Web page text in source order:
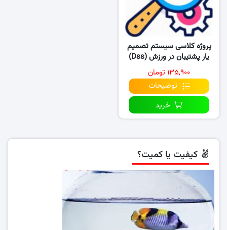
پروژه کلاسی سیستم تصمیم
یار پشتیبان در ورزش (Dss)
۱۳۵,۹۰۰ تومان
توضیحات
خرید
کیفیت یا کمیت؟